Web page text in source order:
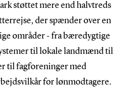
støttet mere end halvtreds
der spænder over en
områder - fra bæredygtige
til lokale landmænd til
til fagforeninger med
for lønmodtagere.